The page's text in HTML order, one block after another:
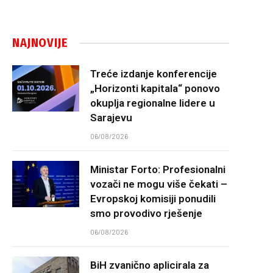
NAJNOVIJE
Treće izdanje konferencije
„Horizonti kapitala“ ponovo
okuplja regionalne lidere u
Sarajevu
06/08/2026
Ministar Forto: Profesionalni
vozači ne mogu više čekati –
Evropskoj komisiji ponudili
smo provodivo rješenje
06/08/2026
BiH zvanično aplicirala za